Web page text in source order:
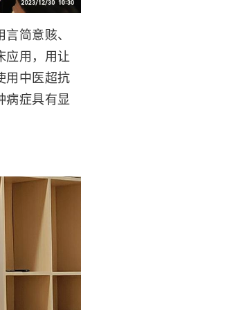
简意赅、
应用，用让
用中医超抗
病症具有显